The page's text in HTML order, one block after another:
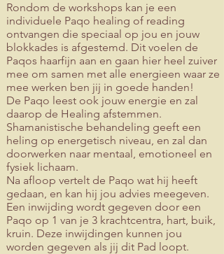
Rondom de workshops kan je een
individuele Paqo healing of reading
ontvangen die speciaal op jou en jouw
blokkades is afgestemd. Dit voelen de
Paqos haarfijn aan en gaan hier heel zuiver
mee om samen met alle energieen waar ze
mee werken ben jij in goede handen!
De Paqo leest ook jouw energie en zal
daarop de Healing afstemmen.
Shamanistische behandeling geeft een
heling op energetisch niveau, en zal dan
doorwerken naar mentaal, emotioneel en
fysiek lichaam.
Na afloop vertelt de Paqo wat hij heeft
gedaan, en kan hij jou advies meegeven.
Een inwijding wordt gegeven door een
Paqo op 1 van je 3 krachtcentra, hart, buik,
kruin. Deze inwijdingen kunnen jou
worden gegeven als jij dit Pad loopt.